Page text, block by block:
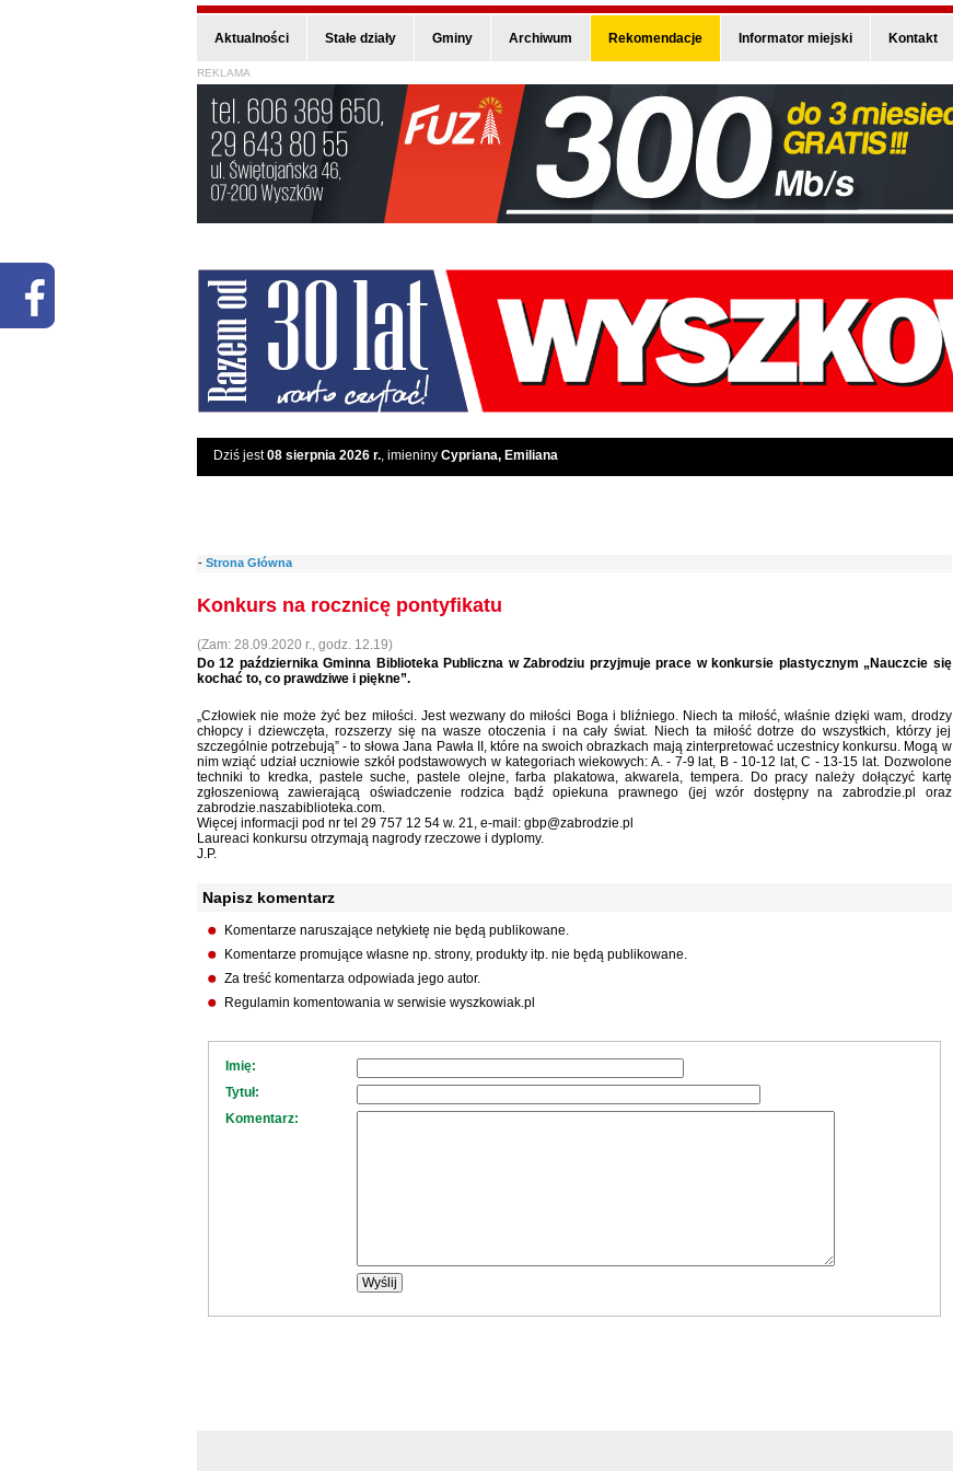
Aktualności Stałe działy Gminy Archiwum Rekomendacje Informator miejski Kontakt
REKLAMA
Dziś jest08 sierpnia 2026 r., imieniny Cypriana, Emiliana
- Strona Główna
Konkurs na rocznicę pontyfikatu
(Zam: 28.09.2020 r., godz. 12.19)
Do 12 października Gminna Biblioteka Publiczna w Zabrodziu przyjmuje prace w konkursie plastycznym „Nauczcie się
kochać to, co prawdziwe i piękne”.
„Człowiek nie może żyć bez miłości. Jest wezwany do miłości Boga i bliźniego. Niech ta miłość, właśnie dzięki wam, drodzy
chłopcy i dziewczęta, rozszerzy się na wasze otoczenia i na cały świat. Niech ta miłość dotrze do wszystkich, którzy jej
szczególnie potrzebują” - to słowa Jana Pawła II, które na swoich obrazkach mają zinterpretować uczestnicy konkursu. Mogą w
nim wziąć udział uczniowie szkół podstawowych w kategoriach wiekowych: A. - 7-9 lat, B - 10-12 lat, C - 13-15 lat. Dozwolone
techniki to kredka, pastele suche, pastele olejne, farba plakatowa, akwarela, tempera. Do pracy należy dołączyć kartę
zgłoszeniową zawierającą oświadczenie rodzica bądź opiekuna prawnego (jej wzór dostępny na zabrodzie.pl oraz
zabrodzie.naszabiblioteka.com.
Więcej informacji pod nr tel 29 757 12 54 w. 21, e-mail: gbp@zabrodzie.pl
Laureaci konkursu otrzymają nagrody rzeczowe i dyplomy.
J.P.
Napisz komentarz
Komentarze naruszające netykietę nie będą publikowane.
Komentarze promujące własne np. strony, produkty itp. nie będą publikowane.
Za treść komentarza odpowiada jego autor.
Regulamin komentowania w serwisie wyszkowiak.pl
Imię:
Tytuł:
Komentarz: